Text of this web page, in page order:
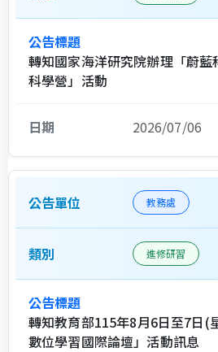
轉知國家海洋研究院辦理「蔚藍
科學營」活動
2026/07/06
教務處
進修研習
轉知教育部115年8月6日至7日(
數位學習國際論壇」活動訊息